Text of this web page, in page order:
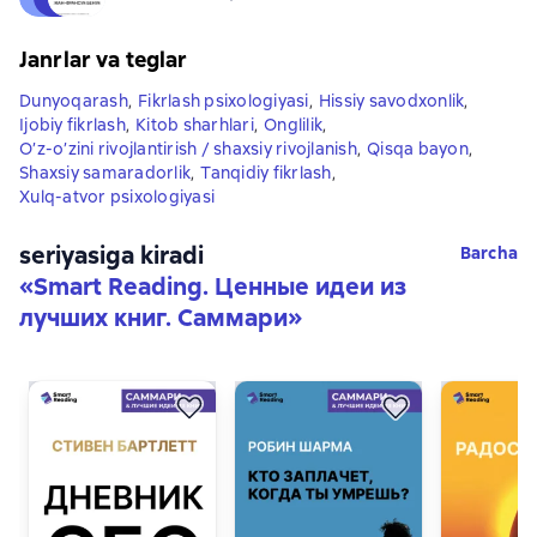
Janrlar va teglar
Dunyoqarash, Fikrlash psixologiyasi, Hissiy savodxonlik,
Ijobiy fikrlash, Kitob sharhlari, Onglilik,
O’z-o’zini rivojlantirish / shaxsiy rivojlanish, Qisqa bayon,
Shaxsiy samaradorlik, Tanqidiy fikrlash,
Xulq-atvor psixologiyasi
seriyasiga kiradi
«Smart Reading. Ценные идеи из
лучших книг. Саммари»
Barcha